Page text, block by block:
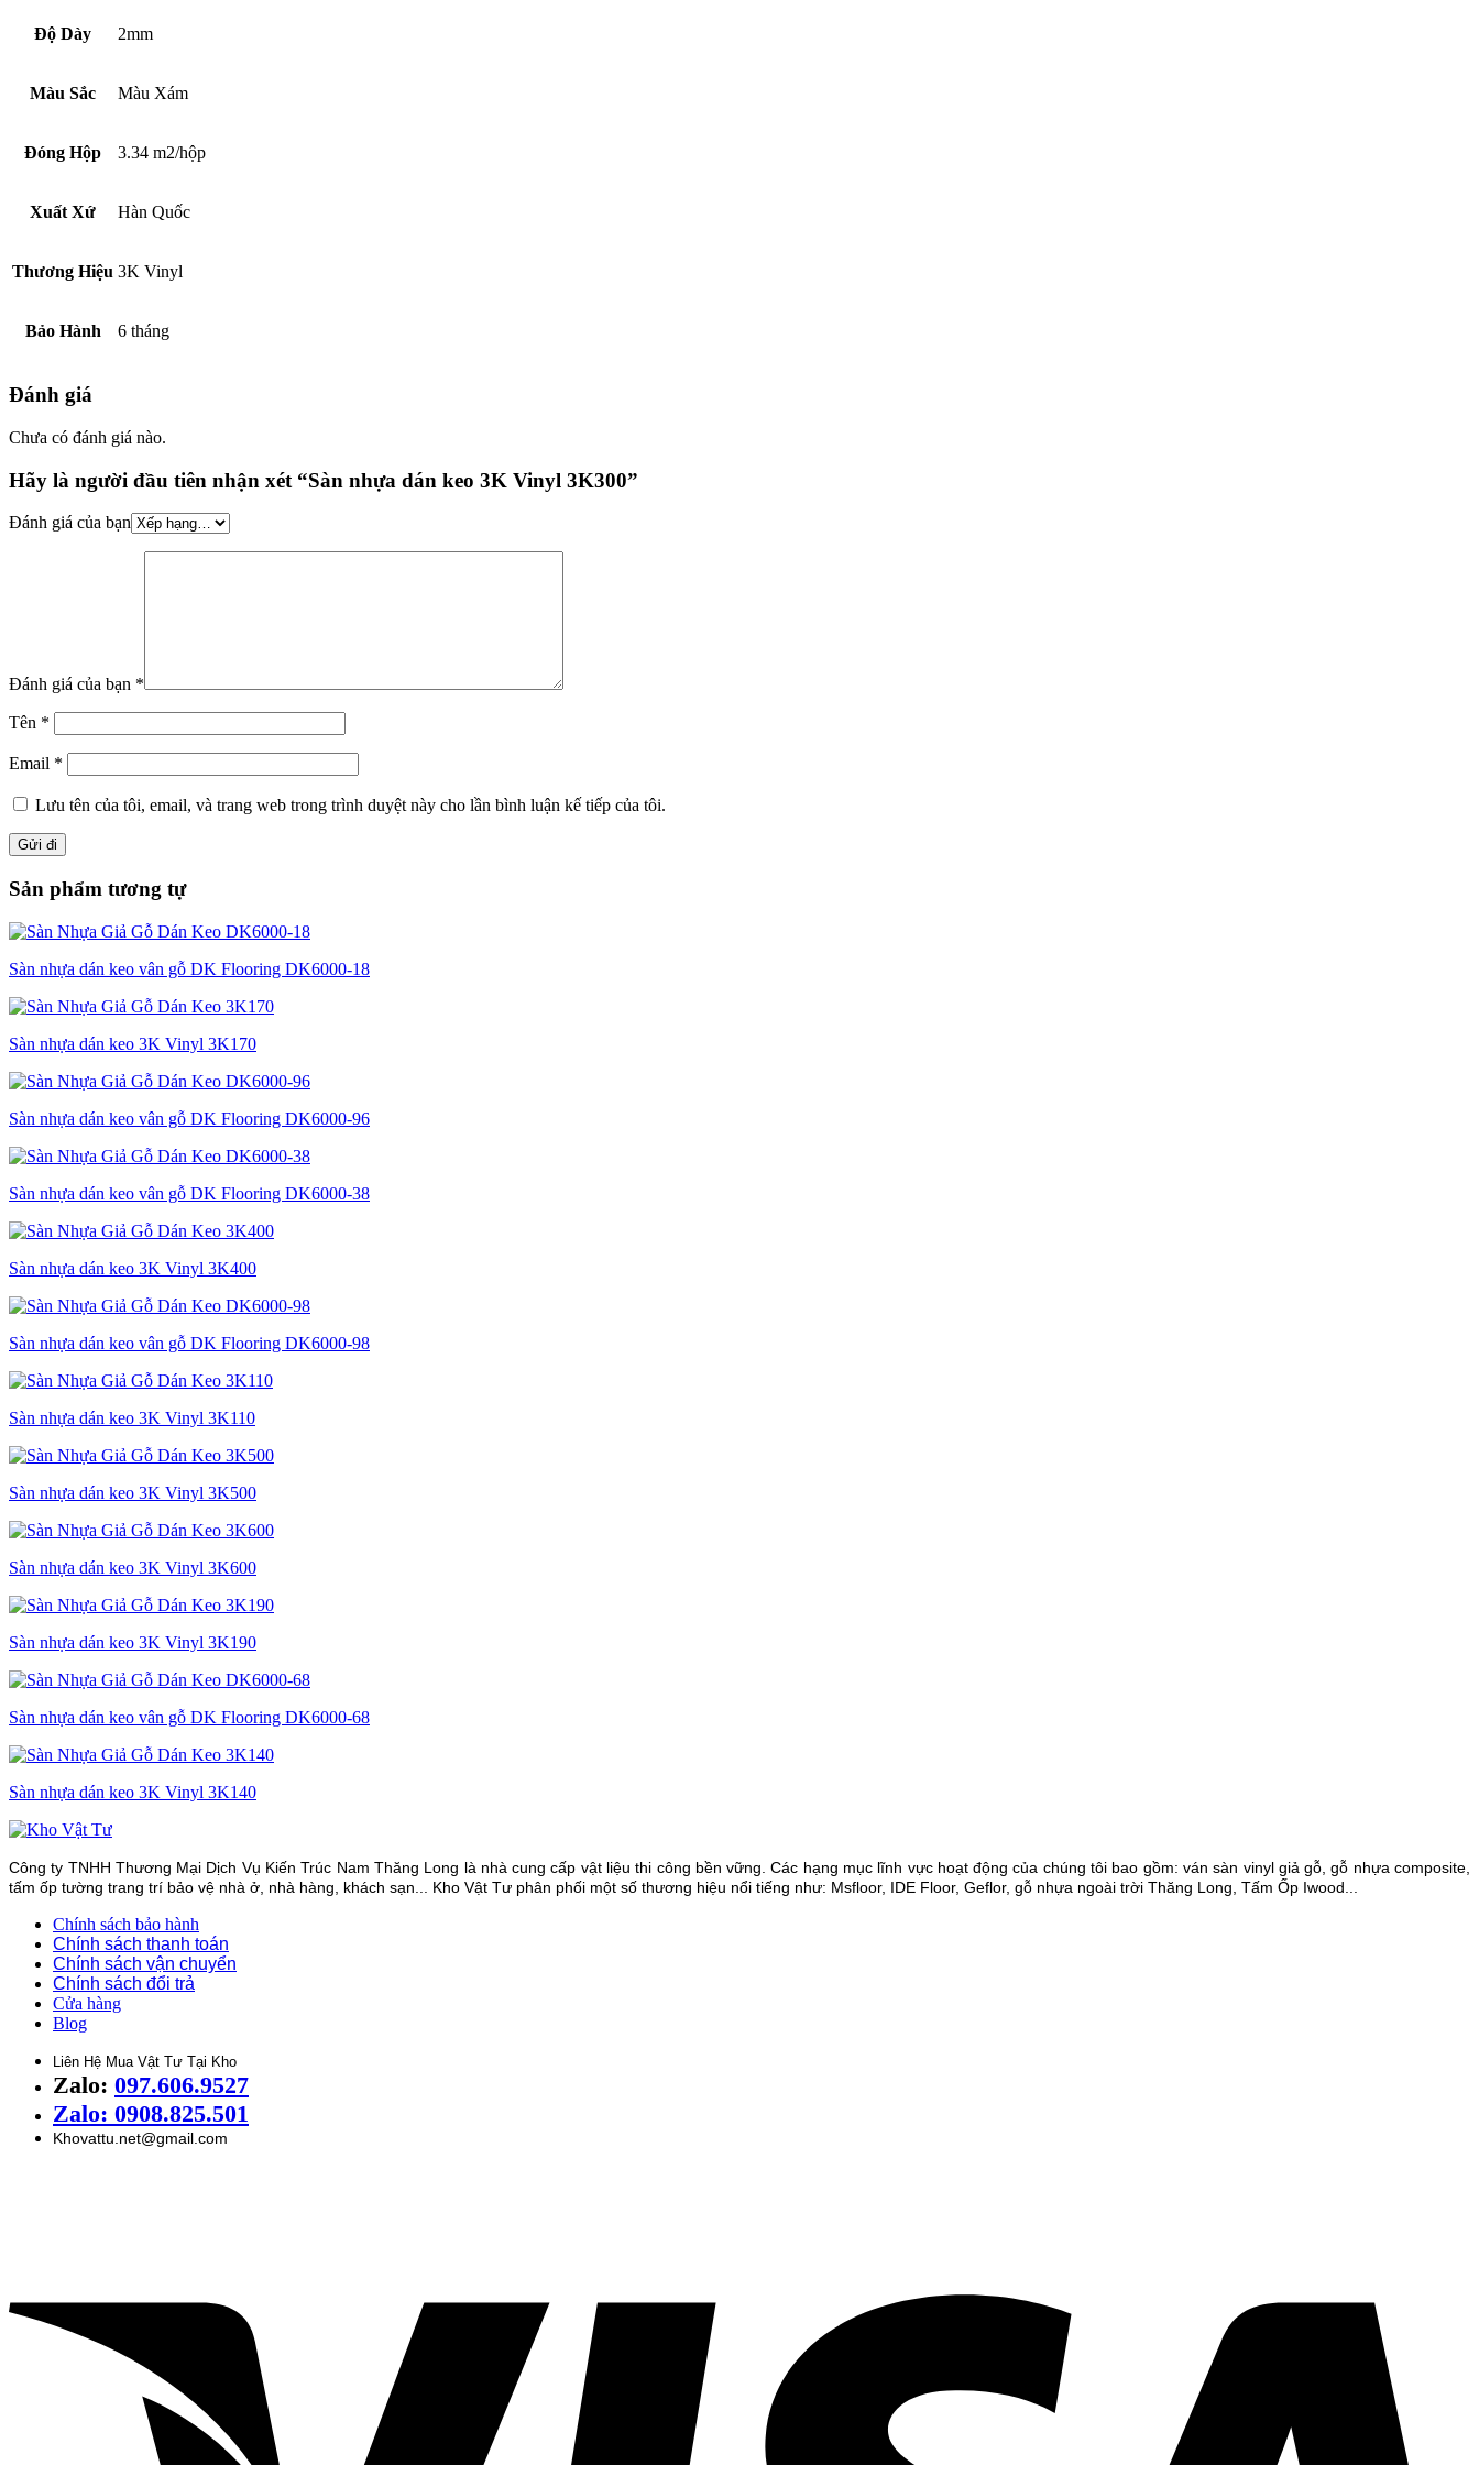
Độ Dày 2mm
Màu Sắc Màu Xám
Đóng Hộp 3.34 m2/hộp
Xuất Xứ Hàn Quốc
Thương Hiệu 3K Vinyl
Bảo Hành 6 tháng
Đánh giá
Chưa có đánh giá nào.
Hãy là người đầu tiên nhận xét “Sàn nhựa dán keo 3K Vinyl 3K300”
Đánh giá của bạn
Đánh giá của bạn *
Tên *
Email *
Lưu tên của tôi, email, và trang web trong trình duyệt này cho lần bình luận kế tiếp của tôi.
Sản phẩm tương tự
Sàn nhựa dán keo vân gỗ DK Flooring DK6000-18
Sàn nhựa dán keo 3K Vinyl 3K170
Sàn nhựa dán keo vân gỗ DK Flooring DK6000-96
Sàn nhựa dán keo vân gỗ DK Flooring DK6000-38
Sàn nhựa dán keo 3K Vinyl 3K400
Sàn nhựa dán keo vân gỗ DK Flooring DK6000-98
Sàn nhựa dán keo 3K Vinyl 3K110
Sàn nhựa dán keo 3K Vinyl 3K500
Sàn nhựa dán keo 3K Vinyl 3K600
Sàn nhựa dán keo 3K Vinyl 3K190
Sàn nhựa dán keo vân gỗ DK Flooring DK6000-68
Sàn nhựa dán keo 3K Vinyl 3K140
Công ty TNHH Thương Mại Dịch Vụ Kiến Trúc Nam Thăng Long là nhà cung cấp vật liệu thi công bền vững. Các hạng mục lĩnh vực hoạt động của chúng tôi bao gồm: ván sàn vinyl giả gỗ, gỗ nhựa composite,
tấm ốp tường trang trí bảo vệ nhà ở, nhà hàng, khách sạn... Kho Vật Tư phân phối một số thương hiệu nổi tiếng như: Msfloor, IDE Floor, Geflor, gỗ nhựa ngoài trời Thăng Long, Tấm Ốp Iwood...
Chính sách bảo hành
Chính sách thanh toán
Chính sách vận chuyển
Chính sách đổi trả
Cửa hàng
Blog
Liên Hệ Mua Vật Tư Tại Kho
Zalo: 097.606.9527
Zalo: 0908.825.501
Khovattu.net@gmail.com